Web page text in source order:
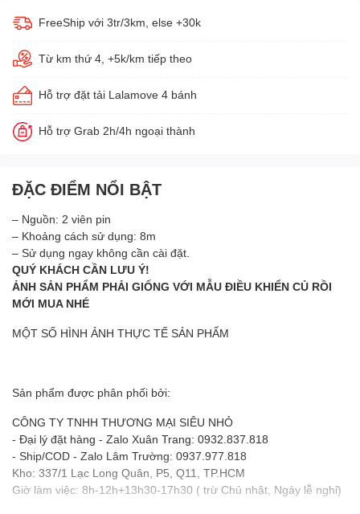
FreeShip với 3tr/3km, else +30k
Từ km thứ 4, +5k/km tiếp theo
Hỗ trợ đặt tải Lalamove 4 bánh
Hỗ trợ Grab 2h/4h ngoại thành
ĐẶC ĐIỂM NỔI BẬT
– Nguồn: 2 viên pin
– Khoảng cách sử dụng: 8m
– Sử dụng ngay không cần cài đặt.
QUÝ KHÁCH CẦN LƯU Ý!
ẢNH SẢN PHẨM PHẢI GIỐNG VỚI MẪU ĐIỀU KHIỂN CỦ RỒI
MỚI MUA NHÉ
MỘT SỐ HÌNH ẢNH THỰC TẾ SẢN PHẨM
Sản phẩm được phân phối bởi:
CÔNG TY TNHH THƯƠNG MẠI SIÊU NHỎ
- Đại lý đặt hàng - Zalo Xuân Trang: 0932.837.818
- Ship/COD - Zalo Lâm Trường: 0937.977.818
Kho: 337/1 Lạc Long Quân, P5, Q11, TP.HCM
Giờ làm việc: 8h-12h+13h30-17h30 ( trừ Chủ nhật, Ngày lễ nghỉ)